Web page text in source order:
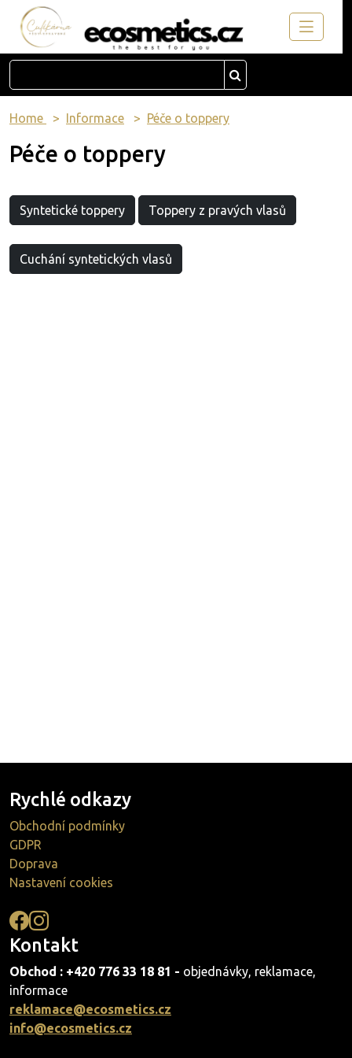
Home Informace Péče o toppery
Péče o toppery
Syntetické toppery Toppery z pravých vlasů
Cuchání syntetických vlasů
Rychlé odkazy
Obchodní podmínky
GDPR
Doprava
Nastavení cookies
Kontakt
Obchod : +420 776 33 18 81 - objednávky, reklamace,
informace
reklamace@ecosmetics.cz
info@ecosmetics.cz